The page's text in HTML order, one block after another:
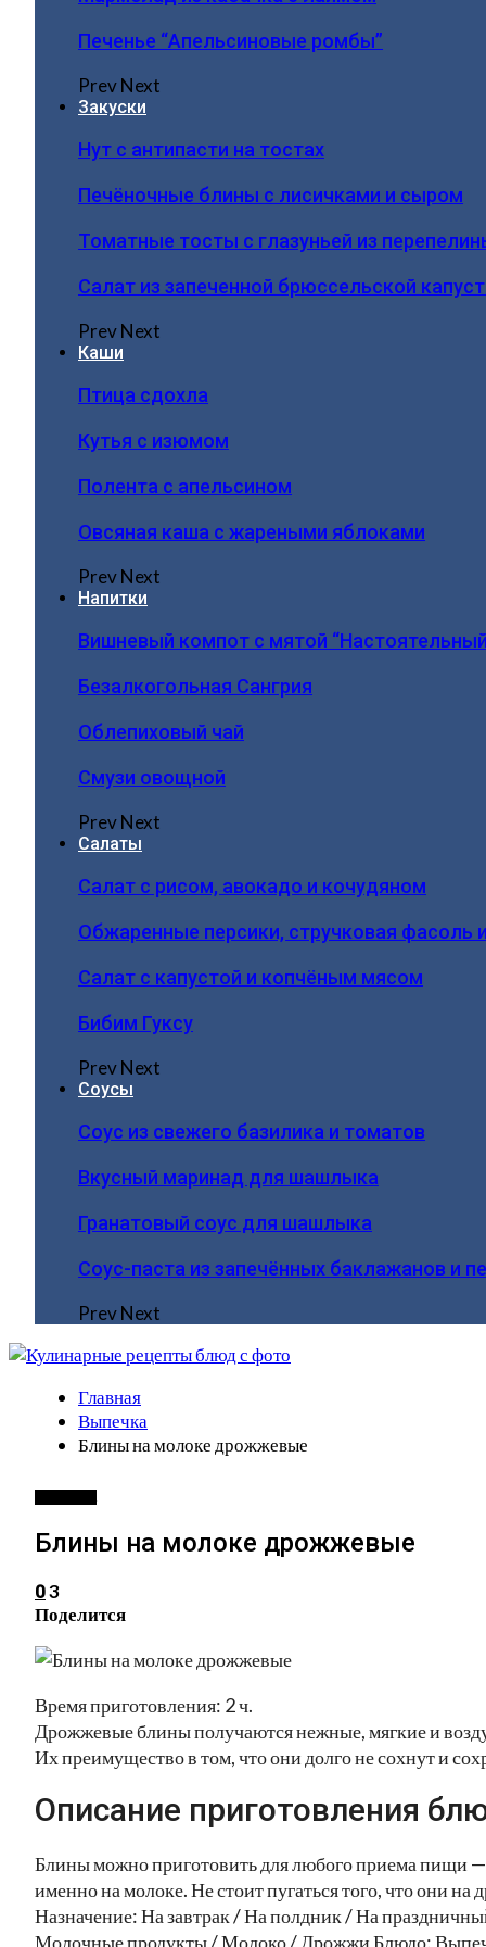
Печенье “Апельсиновые ромбы”
PrevNext
Закуски
Нут с антипасти на тостах
Печёночные блины с лисичками и сыром
Томатные тосты с глазуньей из
Салат из запеченной брюссельской
PrevNext
Каши
Птица сдохла
Кутья с изюмом
Полента с апельсином
Овсяная каша с жареными яблоками
PrevNext
Напитки
Вишневый компот с мятой
Безалкогольная Сангрия
Облепиховый чай
Смузи овощной
PrevNext
Салаты
Салат с рисом, авокадо и кочудяном
Обжаренные персики, стручковая фасоль
Салат с капустой и копчёным мясом
Бибим Гуксу
PrevNext
Соусы
Соус из свежего базилика и томатов
Вкусный маринад для шашлыка
Гранатовый соус для шашлыка
Соус-паста из запечённых баклажанов и
PrevNext
Главная
Выпечка
Блины на молоке дрожжевые
Блины на молоке дрожжевые
03
Поделится
Время приготовления: 2 ч.
Дрожжевые блины получаются нежные, мягкие и
Их преимущество в том, что они долго не сохнут и
Описание приготовления
Блины можно приготовить для любого приема пищи
именно на молоке. Не стоит пугаться того, что они на
Назначение: На завтрак / На полдник / На
Молочные продукты / Молоко / Дрожжи Блюдо: